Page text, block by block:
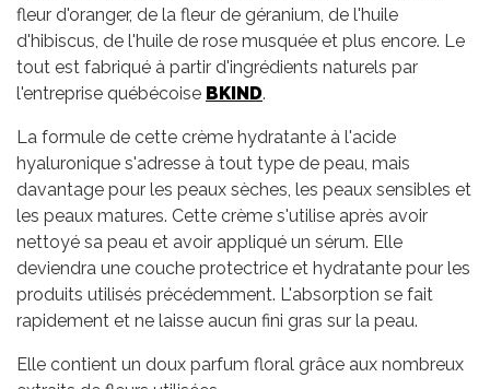
fleur d'oranger, de la fleur de géranium, de l'huile
d'hibiscus, de l'huile de rose musquée et plus encore. Le
tout est fabriqué à partir d'ingrédients naturels par
l'entreprise québécoise BKIND.
La formule de cette crème hydratante à l'acide
hyaluronique s'adresse à tout type de peau, mais
davantage pour les peaux sèches, les peaux sensibles et
les peaux matures. Cette crème s'utilise après avoir
nettoyé sa peau et avoir appliqué un sérum. Elle
deviendra une couche protectrice et hydratante pour les
produits utilisés précédemment. L'absorption se fait
rapidement et ne laisse aucun fini gras sur la peau.
Elle contient un doux parfum floral grâce aux nombreux